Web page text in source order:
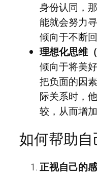
身份认同，
能就会努力
倾向于不断回
理想化思维
倾向于将美
把负面的因
际关系时，
较，从而增
如何帮助自
正视自己的